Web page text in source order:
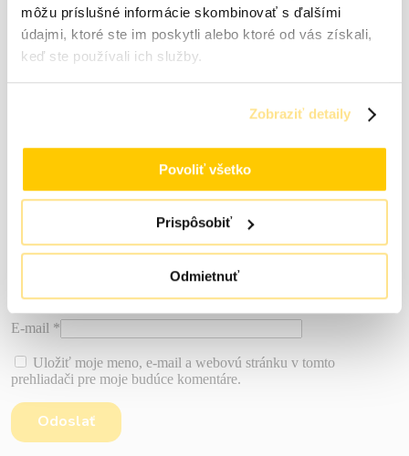
môžu príslušné informácie skombinovať s ďalšími
údajmi, ktoré ste im poskytli alebo ktoré od vás získali,
keď ste používali ich služby.
Zobraziť detaily
Povoliť všetko
Prispôsobiť
Odmietnuť
Pridajte prvú recenziu pre “Alkalita + 1kg”
Vaša e-mailová adresa nebude zverejnená.
označené*
Meno*
E-mail *
Uložiť moje meno, e-mail a webovú stránku v tomto
prehliadači pre moje budúce komentáre.